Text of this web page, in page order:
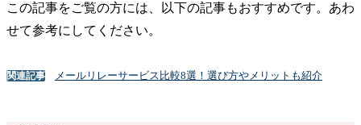
この記事をご覧の方には、以下の記事もおすすめです。あわ
せて参考にしてください。
関連記事 メールリレーサービス比較8選！選び方やメリットも紹介